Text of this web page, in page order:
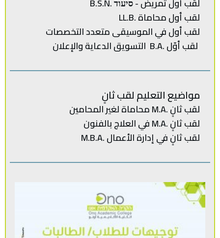
لقب أول تمريض - סיעוד .B.S.N
لقب أول محاماة .LL.B
لقب‭ ‬أول في‭ ‬الموسيقى‭ ‬متعدد‭ ‬
التخصصات‭
لقب‭ ‬أوّل .‭ ‬B.Aالتسويق‭ ‬الدعاية‭ ‬والإعلان
مواضيع التعليم لقب ثانٍ
لقب‭ ‬ثانٍ .‭ ‬M.Aمحاماة‭ ‬لغير‭ ‬المحامين
لقب ثانٍ .M.A في العلاج بالفنون
لقب‭ ‬ثانٍ‭ ‬في‭ ‬إدارة‭ ‬الأعمال .‭ M.B.A